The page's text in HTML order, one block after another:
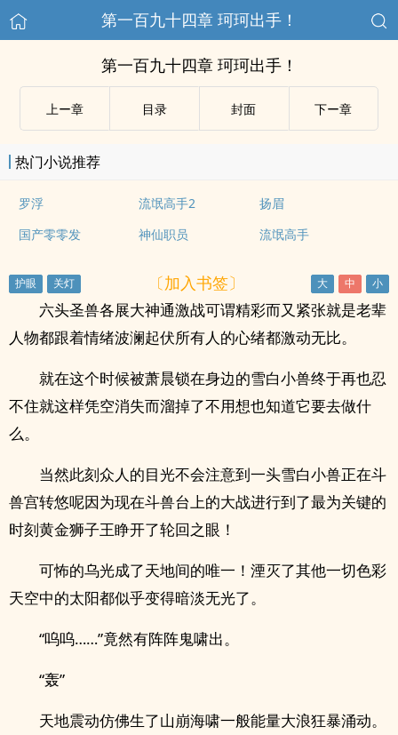
第一百九十四章 珂珂出手！
第一百九十四章 珂珂出手！
上ー章 目录 封面 下ー章
热门小说推荐
罗浮 流氓高手2
扬眉
国产零零发
神仙职员 流氓高手
〔加入书签〕
六头圣兽各展大神通激战可谓精彩而又紧张就是老辈
人物都跟着情绪波澜起伏所有人的心绪都激动无比。
就在这个时候被萧晨锁在身边的雪白小兽终于再也忍
不住就这样凭空消失而溜掉了不用想也知道它要去做什
么。
当然此刻众人的目光不会注意到一头雪白小兽正在斗
兽宫转悠呢因为现在斗兽台上的大战进行到了最为关键的
时刻黄金狮子王睁开了轮回之眼！
可怖的乌光成了天地间的唯一！湮灭了其他一切色彩
天空中的太阳都似乎变得暗淡无光了。
“呜呜……”竟然有阵阵鬼啸出。
“轰”
天地震动仿佛生了山崩海啸一般能量大浪狂暴涌动。